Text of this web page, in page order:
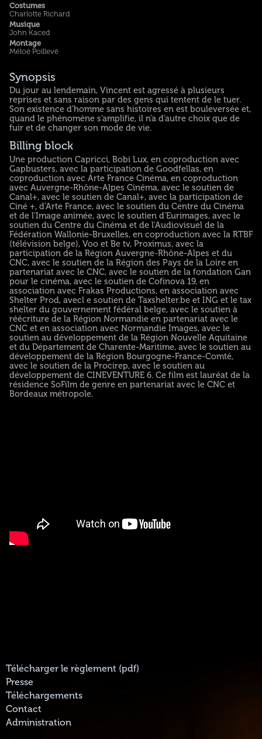
Costumes
Charlotte Richard
Musique
John Kaced
Montage
Méloé Poillevé
Synopsis
Du jour au lendemain, Vincent est agressé à plusieurs
reprises et sans raison par des gens qui tentent de le tuer.
Son existence d’homme sans histoires en est bouleversée et,
quand le phénomène s’amplifie, il n’a d’autre choix que de
fuir et de changer son mode de vie.
Billing block
Une production Capricci, Bobi Lux, en coproduction avec
Gapbusters, avec la participation de Goodfellas, en
coproduction avec Arte France Cinéma, en coproduction
avec Auvergne-Rhône-Alpes Cinéma, avec le soutien de
Canal+, avec le soutien de Canal+, avec la participation de
Ciné +, d'Arte France, avec le soutien du Centre du Cinéma
et de l'Image animée, avec le soutien d'Eurimages, avec le
soutien du Centre du Cinéma et de l'Audiovisuel de la
Fédération Wallonie-Bruxelles, en coproduction avec la RTBF
(télévision belge), Voo et Be tv, Proximus, avec la
participation de la Région Auvergne-Rhône-Alpes et du
CNC, avec le soutien de la Région des Pays de la Loire en
partenariat avec le CNC, avec le soutien de la fondation Gan
pour le cinéma, avec le soutien de Cofinova 19, en
association avec Frakas Productions, en association avec
Shelter Prod, avecl e soutien de Taxshelter.be et ING et le tax
shelter du gouvernement fédéral belge, avec le soutien à
réécriture de la Région Normandie en partenariat avec le
CNC et en association avec Normandie Images, avec le
soutien au développement de la Région Nouvelle Aquitaine
et du Département de Charente-Maritime, avec le soutien au
développement de la Région Bourgogne-France-Comté,
avec le soutien de la Procirep, avec le soutien au
développement de CINEVENTURE 6. Ce film est lauréat de la
résidence SoFilm de genre en partenariat avec le CNC et
Bordeaux métropole.
Télécharger le règlement (pdf)
Presse
Téléchargements
Contact
Administration